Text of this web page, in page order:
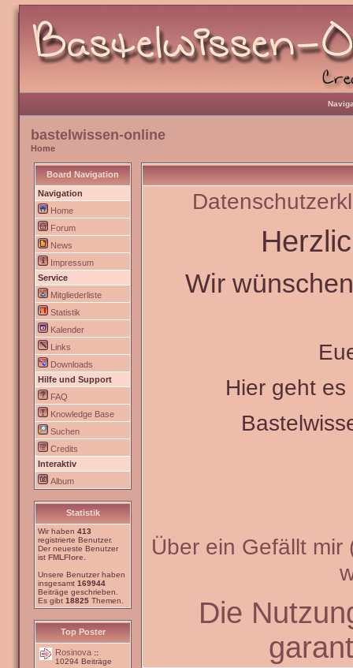
bastelwissen-online
Home
Board Navigation
Navigation
Home
Forum
News
Impressum
Service
Mitgliederliste
Statistik
Kalender
Links
Downloads
Hilfe und Support
FAQ
Knowledge Base
Suchen
Credits
Interaktiv
Album
Statistik
Wir haben 413
registrierte Benutzer.
Der neueste Benutzer
ist FMLFlore
Unsere Benutzer haben
insgesamt 169944
Beiträge geschrieben.
Es gibt 18825 Themen.
Top Poster
Rosinova ::
10294 Beiträge
Wir
Hier geht
Über ein Gefällt
Die